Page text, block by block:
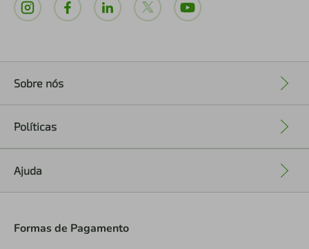
Sobre nós
Políticas
Ajuda
Formas de Pagamento